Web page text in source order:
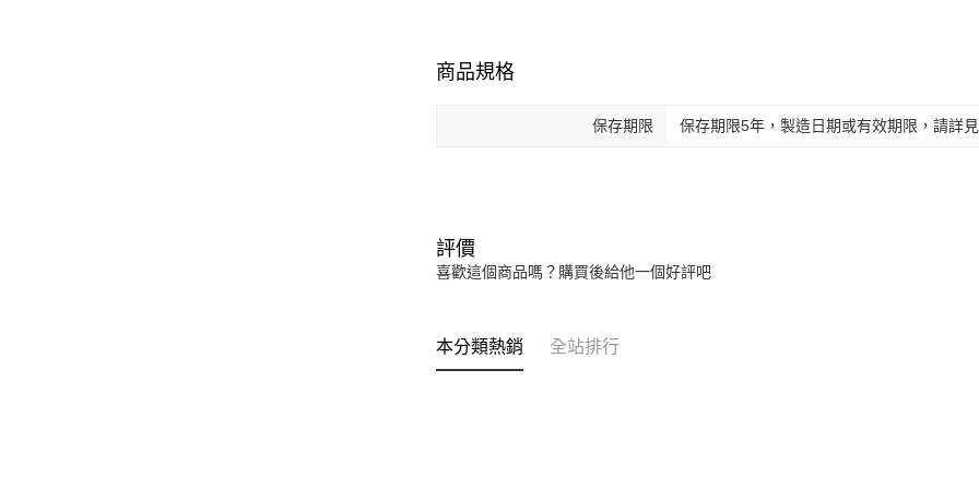
商品規格
保存期限 保存期限5年，製造日期或有效期限，請詳
評價
喜歡這個商品嗎？購買後給他一個好評吧
本分類熱銷 全站排行